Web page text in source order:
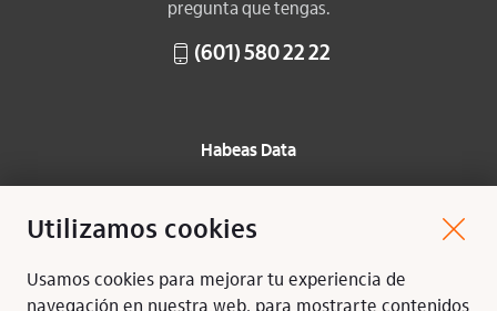
pregunta que tengas.
(601) 580 22 22
Habeas Data
Mapa del sitio
Síguenos:
Utilizamos cookies
Usamos cookies para mejorar tu experiencia de
navegación en nuestra web, para mostrarte contenidos